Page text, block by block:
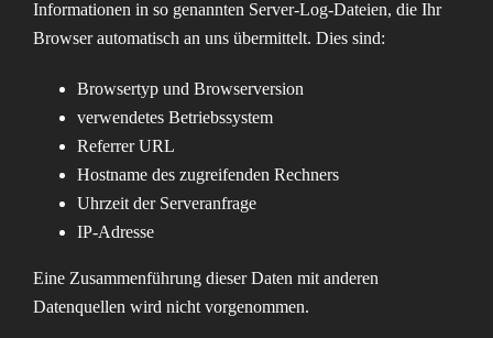
Informationen in so genannten Server-Log-Dateien, die Ihr
Browser automatisch an uns übermittelt. Dies sind:
Browsertyp und Browserversion
verwendetes Betriebssystem
Referrer URL
Hostname des zugreifenden Rechners
Uhrzeit der Serveranfrage
IP-Adresse
Eine Zusammenführung dieser Daten mit anderen
Datenquellen wird nicht vorgenommen.